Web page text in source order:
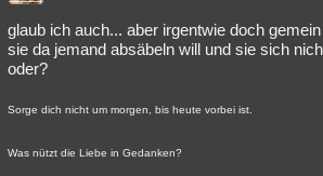
glaub ich auch... aber irgentwie doch
sie da jemand absäbeln will und sie sich
oder?
Sorge dich nicht um morgen, bis heute vorbei ist.
Was nützt die Liebe in Gedanken?